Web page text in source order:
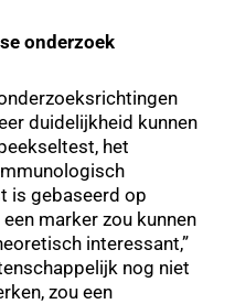
onderzoek
duidelijkheid kunnen
het
is gebaseerd op
marker zou kunnen
interessant,”
nog niet
zou een